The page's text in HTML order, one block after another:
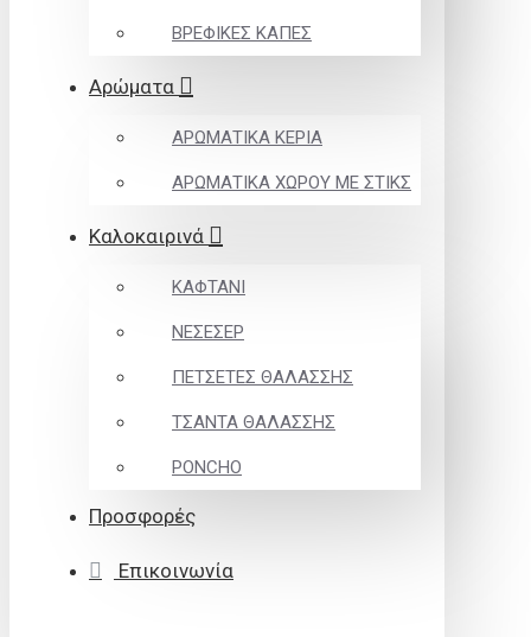
ΒΡΕΦΙΚΕΣ ΚΑΠΕΣ
Αρώματα
ΑΡΩΜΑΤΙΚΑ ΚΕΡΙΑ
ΑΡΩΜΑΤΙΚΑ ΧΩΡΟΥ ΜΕ ΣΤΙΚΣ
Καλοκαιρινά
ΚΑΦΤΑΝΙ
ΝΕΣΕΣΕΡ
ΠΕΤΣΕΤΕΣ ΘΑΛΑΣΣΗΣ
ΤΣΑΝΤΑ ΘΑΛΑΣΣΗΣ
PONCHO
Προσφορές
Επικοινωνία